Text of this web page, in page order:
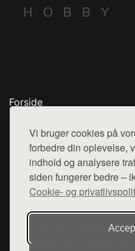
Vi bruger cookies på
forbedre din oplevelse,
indhold og analysere
siden fungerer bedre –
Cookie- og
Forside
Top Rabatter
Kontakt
Denne side er en del af
hjemmesider med